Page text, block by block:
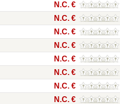
N.C. €
N.C. €
N.C. €
N.C. €
N.C. €
N.C. €
N.C. €
N.C. €